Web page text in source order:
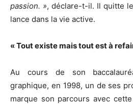
passion. », déclare-t-il. Il quitte
lance dans la vie active.
« Tout existe mais tout est à
Au cours de son
graphique, en 1998, un de ses
marque son parcours avec